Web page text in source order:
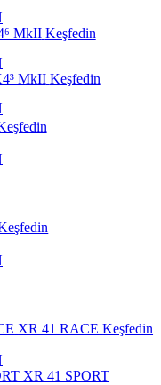
MkII Keşfedin
MkII Keşfedin
XR 41 RACE Keşfedin
XR 41 SPORT